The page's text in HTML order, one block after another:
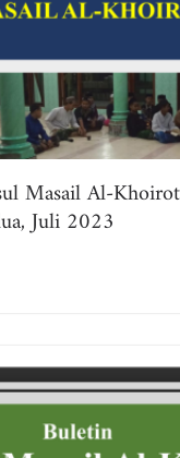
Masail Al-
Juli 2023